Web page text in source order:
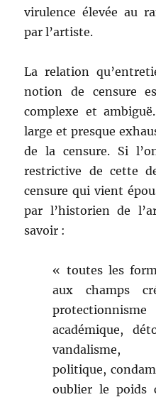
virulence élevée au
par l’artiste.
La relation
notion de censure
complexe et
large et presque
de la censure. Si
restrictive de cette
censure qui vient
par l’historien de
savoir :
« toutes les
aux champs
académique,
vandalisme,
politique,
oublier le poids